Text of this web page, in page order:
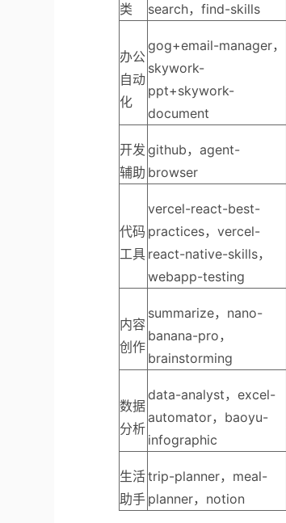
类
search，find-skills
办公
自动
化
gog+email-manager，
skywork-
ppt+skywork-
document
开发
辅助
github，agent-
browser
代码
工具
vercel-react-best-
practices，vercel-
react-native-skills，
webapp-testing
内容
创作
summarize，nano-
banana-pro，
brainstorming
数据
分析
data-analyst，excel-
automator，baoyu-
infographic
生活
助手
trip-planner，meal-
planner，notion